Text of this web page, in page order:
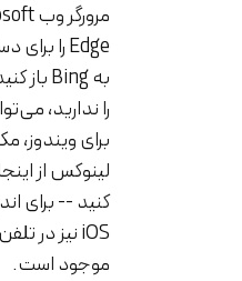
مرورگر وب Microsoft
Edge را برای دسترسی
به Bing باز کنید. اگر آن
را ندارید، می‌توانید آن را
برای ویندوز، مک، و
لینوکس از اینجا دانلود
کنید -- برای اندروید و
iOS نیز در تلفن همراه
موجود است.